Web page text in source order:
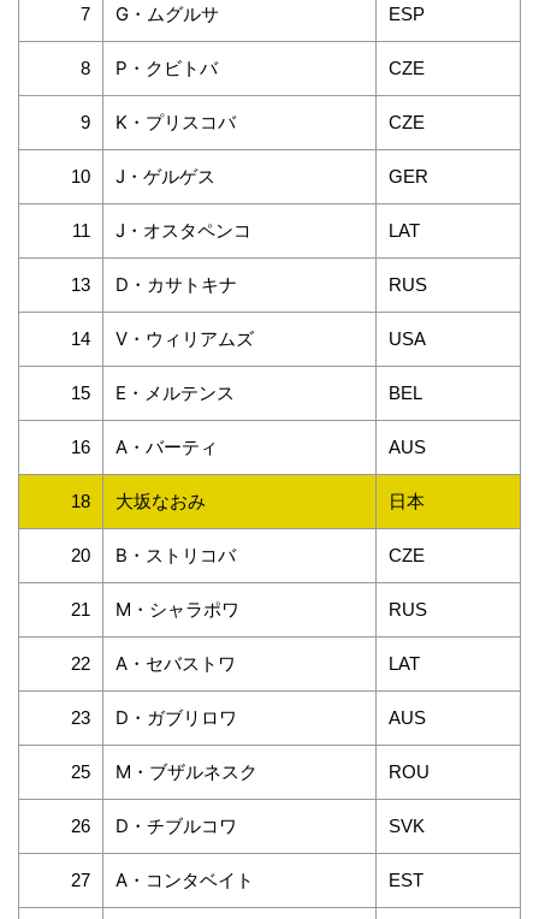
7 G・ムグルサ ESP
8 P・クビトバ CZE
9 K・プリスコバ CZE
10 J・ゲルゲス GER
11 J・オスタペンコ LAT
13 D・カサトキナ RUS
14 V・ウィリアムズ USA
15 E・メルテンス BEL
16 A・バーティ AUS
18 大坂なおみ 日本
20 B・ストリコバ CZE
21 M・シャラポワ RUS
22 A・セバストワ LAT
23 D・ガブリロワ AUS
25 M・ブザルネスク ROU
26 D・チブルコワ SVK
27 A・コンタベイト EST